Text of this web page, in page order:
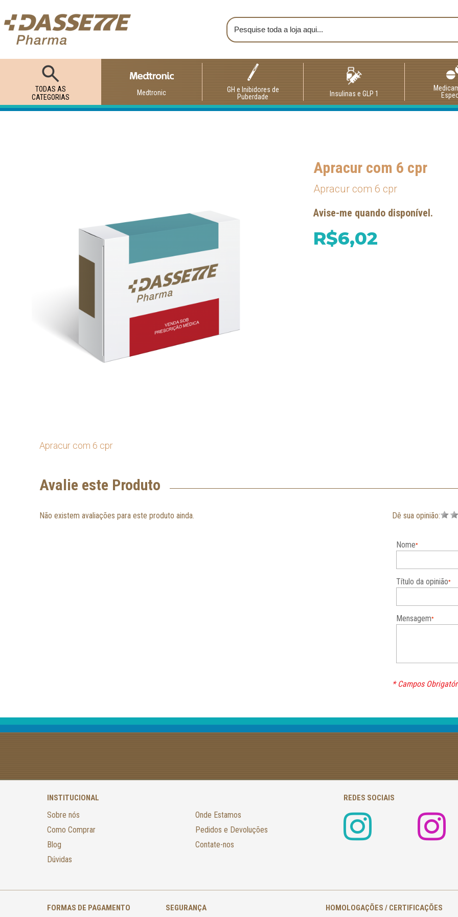
TODAS AS
CATEGORIAS
Medtronic
GH e Inibidores de
Puberdade
Insulinas e GLP 1
Apracur com 6 cpr
Apracur com 6 cpr
Avise-me quando disponível.
R$6,02
Apracur com 6 cpr
Avalie este Produto
Não existem avaliações para este produto ainda. Dê sua opinião:
Nome
Título da opinião
Mensagem
* Campos
INSTITUCIONAL
Sobre nós
Como Comprar
Blog
Dúvidas
Onde Estamos
Pedidos e Devoluções
Contate-nos
REDES SOCIAIS
FORMAS DE PAGAMENTO SEGURANÇA HOMOLOGAÇÕES / CERTIFICAÇÕES